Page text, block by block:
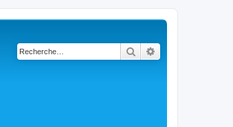
Rechercher